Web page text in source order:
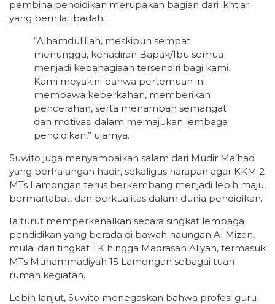
pembina pendidikan merupakan bagian dari ikhtiar
yang bernilai ibadah.
“Alhamdulillah, meskipun sempat
menunggu, kehadiran Bapak/Ibu semua
menjadi kebahagiaan tersendiri bagi kami.
Kami meyakini bahwa pertemuan ini
membawa keberkahan, memberikan
pencerahan, serta menambah semangat
dan motivasi dalam memajukan lembaga
pendidikan,” ujarnya.
Suwito juga menyampaikan salam dari Mudir Ma’had
yang berhalangan hadir, sekaligus harapan agar KKM 2
MTs Lamongan terus berkembang menjadi lebih maju,
bermartabat, dan berkualitas dalam dunia pendidikan.
Ia turut memperkenalkan secara singkat lembaga
pendidikan yang berada di bawah naungan Al Mizan,
mulai dari tingkat TK hingga Madrasah Aliyah, termasuk
MTs Muhammadiyah 15 Lamongan sebagai tuan
rumah kegiatan.
Lebih lanjut, Suwito menegaskan bahwa profesi guru